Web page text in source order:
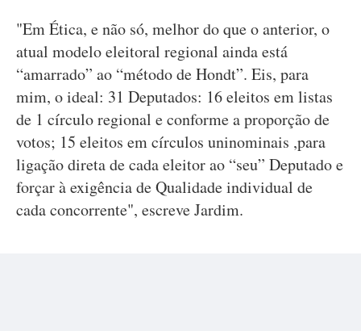
"Em Ética, e não só, melhor do que o anterior, o
atual modelo eleitoral regional ainda está
“amarrado” ao “método de Hondt”. Eis, para
mim, o ideal: 31 Deputados: 16 eleitos em listas
de 1 círculo regional e conforme a proporção de
votos; 15 eleitos em círculos uninominais ,para
ligação direta de cada eleitor ao “seu” Deputado e
forçar à exigência de Qualidade individual de
cada concorrente", escreve Jardim.